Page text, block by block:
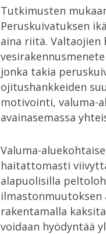
Tutkimusten
Peruskuivatuksen
aina riitä. Valtaojien
jonka takia
ojitushankkeiden
motivointi, valuma-
avainasemassa
Valuma-
haitattomasti
alapuolisilla
rakentamalla
voidaan hyödyntää